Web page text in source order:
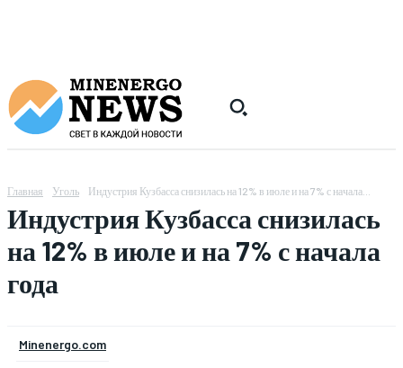
Главная Уголь Индустрия Кузбасса снизилась на 12% в июле и на 7% с начала...
Индустрия Кузбасса снизилась
на 12% в июле и на 7% с начала
года
Minenergo.com